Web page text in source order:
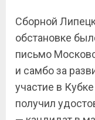
Сборной
обстановке
письмо
и самбо за
участие в
получил